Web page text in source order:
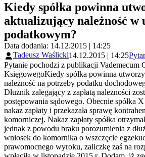
Kiedy spółka powinna
aktualizujący należność w
podatkowym?
Data dodania: 14.12.2015 | 14:25
Tadeusz Waślicki14.12.2015 | 14:25
Pytanie pochodzi z publikacji Vademecum
KsięgowegoKiedy spółka powinna
należność na potrzeby podatku
Dłużnik zalegający z zapłatą należności
postępowania sądowego. Obecnie spółka
nakaz zapłaty i przekazała sprawę
komorniczej. Nakaz zapłaty spółka
jednak z powodu braku porozumienia z
wniosek do komornika o wszczęcie
prawomocnego wyroku, zaliczkę zaś na